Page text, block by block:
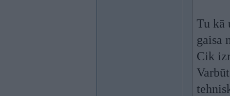
Tu kā
gaisa
Cik